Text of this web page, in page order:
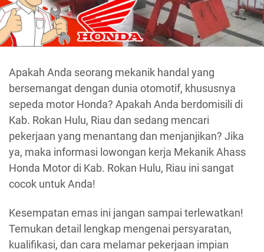
Apakah Anda seorang mekanik handal yang
bersemangat dengan dunia otomotif, khususnya
sepeda motor Honda? Apakah Anda berdomisili di
Kab. Rokan Hulu, Riau dan sedang mencari
pekerjaan yang menantang dan menjanjikan? Jika
ya, maka informasi lowongan kerja Mekanik Ahass
Honda Motor di Kab. Rokan Hulu, Riau ini sangat
cocok untuk Anda!
Kesempatan emas ini jangan sampai terlewatkan!
Temukan detail lengkap mengenai persyaratan,
kualifikasi, dan cara melamar pekerjaan impian